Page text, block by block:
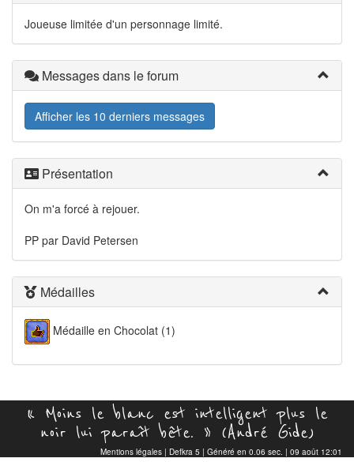
Joueuse limitée d'un personnage limité.
Messages dans le forum
Afficher les 10 derniers messages
Présentation
On m'a forcé à rejouer.
PP par David Petersen
Médailles
Médaille en Chocolat (1)
« Moins le blanc est intelligent plus le
noir lui paraît bête. » (André Gide)
Mentions légales | Defkra 5 | Généré en 0.06 sec. | 09 août 12:01